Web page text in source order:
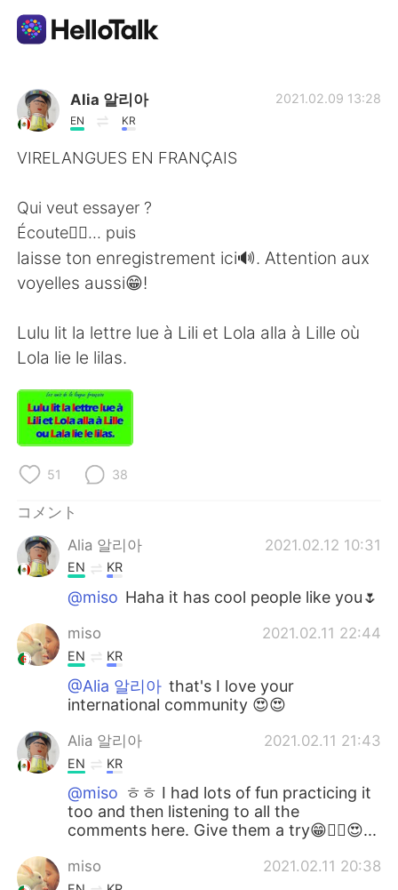
語学交換アプリ
AI Grammar Checker
English 简体中文
العربية
Deutsch
Русский
Türkçe
Português
Alia 알리아
EN KR
2021.02.09 13:28
VIRELANGUES EN FRANÇAIS
Qui veut essayer ?
Écoute👂🏻... puis
laisse ton enregistrement ici🔊. Attention aux
voyelles aussi😁!
Lulu lit la lettre lue à Lili et Lola alla à Lille où
Lola lie le lilas.
51 38
コメント
Alia 알리아
2021.02.12 10:31
EN KR
@miso Haha it has cool people like you🌷
miso 2021.02.11 22:44
EN KR
@Alia 알리아 that's I love your
international community 😍😍
Alia 알리아 2021.02.11 21:43
EN KR
@miso ㅎㅎ I had lots of fun practicing it
too and then listening to all the
comments here. Give them a try😁👍🏻😍...
miso 2021.02.11 20:38